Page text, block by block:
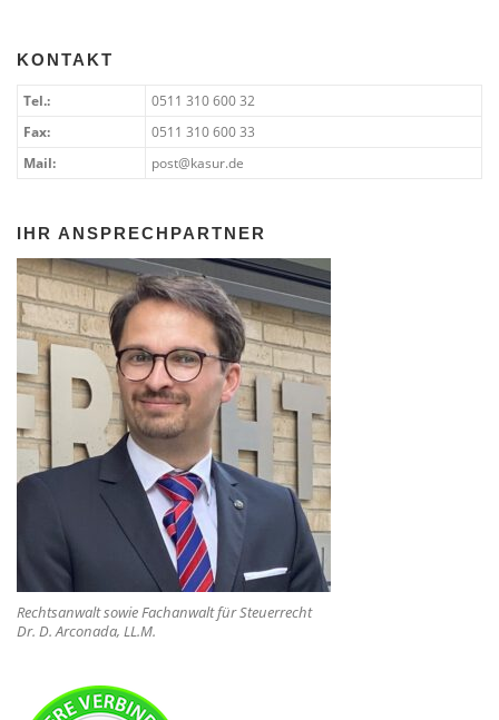
KONTAKT
Tel.:
0511 310 600 32
Fax:
0511 310 600 33
Mail:
post@kasur.de
IHR ANSPRECHPARTNER
Rechtsanwalt sowie Fachanwalt für Steuerrecht
Dr. D. Arconada, LL.M.